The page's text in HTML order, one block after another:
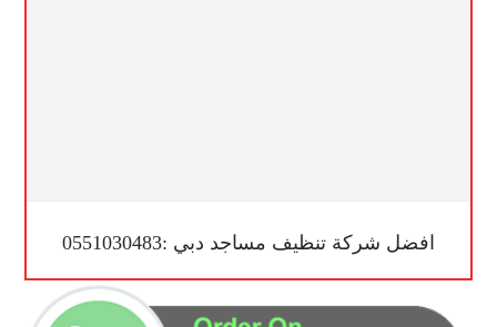
افضل شركة تنظيف مساجد دبي :0551030483